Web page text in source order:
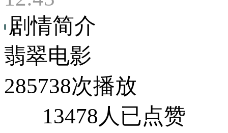
剧情简介
翡翠电影
285738次播放
13478人已点赞